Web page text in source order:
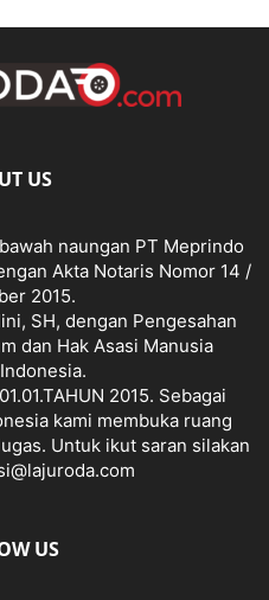
US
naungan PT Meprindo
Akta Notaris Nomor 14 /
2015.
SH, dengan Pengesahan
dan Hak Asasi Manusia
2015. Sebagai
kami membuka ruang
Untuk ikut saran silakan
US